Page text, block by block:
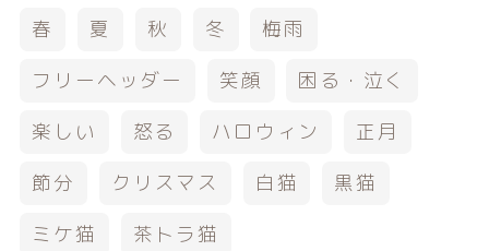
春 夏 秋 冬
梅雨
フリーヘッダー
笑顔
困る・泣く
楽しい
怒る ハロウィン
正月
節分
クリスマス 白猫
黒猫
ミケ猫
茶トラ猫